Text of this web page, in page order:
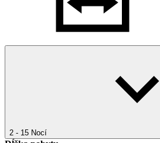
2 - 15 Nocí